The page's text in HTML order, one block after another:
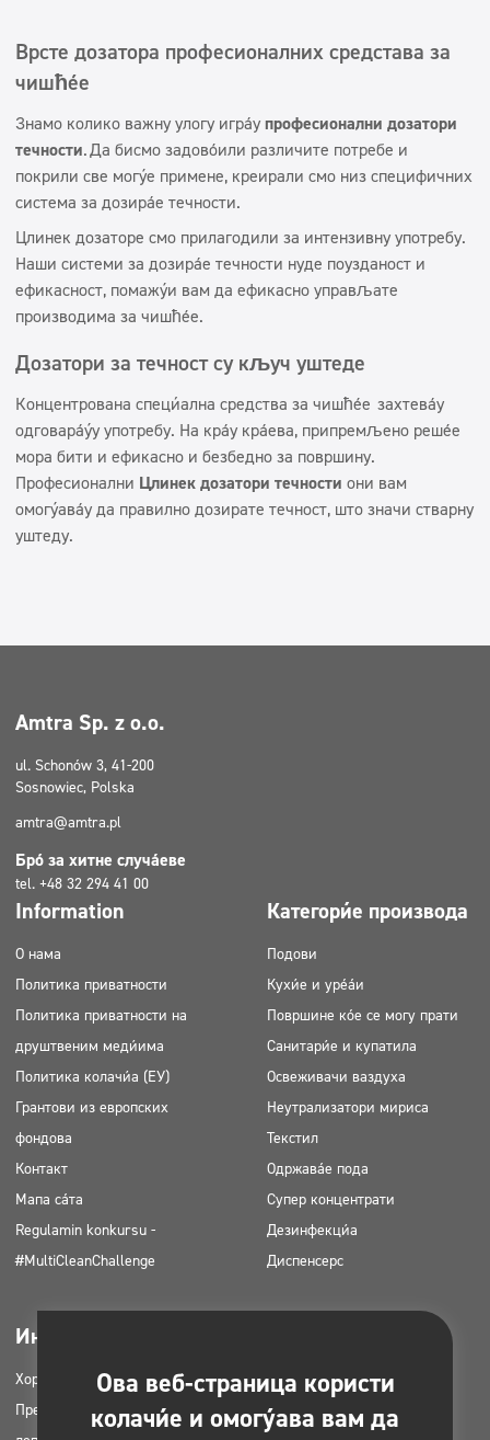
Врсте дозатора професионалних средстава за
чишћење
Знамо колико важну улогу играјупрофесионални дозатори
течности. Да бисмо задовољили различите потребе и
покрили све могуће примене, креирали смо низ специфичних
система за дозирање течности.
Цлинек дозаторе смо прилагодили за интензивну употребу.
Наши системи за дозирање течности нуде поузданост и
ефикасност, помажући вам да ефикасно управљате
производима за чишћење.
Дозатори за течност су кључ уштеде
Концентрована специјална средства за чишћење захтевају
одговарајућу употребу. На крају крајева, припремљено решење
мора бити и ефикасно и безбедно за површину.
Професионални Цлинек дозатори течности они вам
омогућавају да правилно дозирате течност, што значи стварну
уштеду.
Amtra Sp. z o.o.
ul. Schonów 3, 41-200
Sosnowiec, Polska
amtra@amtra.pl
Број за хитне случајеве
tel. +48 32 294 41 00
Information
О нама
Политика приватности
Политика приватности на
друштвеним медијима
Политика колачића (ЕУ)
Грантови из европских
фондова
Контакт
Мапа сајта
Regulamin konkursu -
#MultiCleanChallenge
Категорије производа
Подови
Кухиње и уређаји
Површине које се могу прати
Санитарије и купатила
Освеживачи ваздуха
Неутрализатори мириса
Текстил
Одржавање пода
Супер концентрати
Дезинфекција
Диспенсерс
Индустриес
Хоретз
Предузећа за чишћење
Каталози производа
МСДС картице
Ова веб-страница користи
колачиће и омогућава вам да